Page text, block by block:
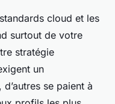
cloud et les
surtout de votre
stratégie
un
se paient à